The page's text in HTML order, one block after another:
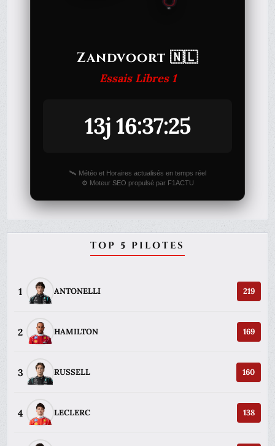
Zandvoort 🇳🇱
Essais Libres 1
13j 16:37:25
🛰️ Météo et Horaires actualisés en temps réel
⚙️ Moteur SEO propulsé par F1ACTU
TOP 5 PILOTES
1 ANTONELLI 219
2 HAMILTON 169
3 RUSSELL 160
4 LECLERC 138